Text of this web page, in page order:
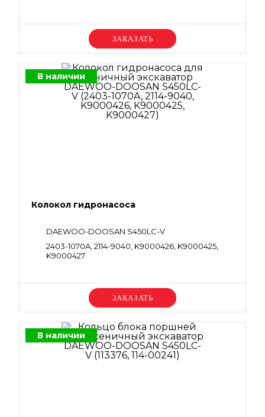
Уточняйте цену
В наличии
Колокол гидронасоса
DAEWOO-DOOSAN S450LC-V
2403-1070A, 2114-9040, K9000426, K9000425,
K9000427
Уточняйте цену
В наличии